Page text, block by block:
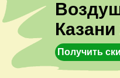
Казани
Получить